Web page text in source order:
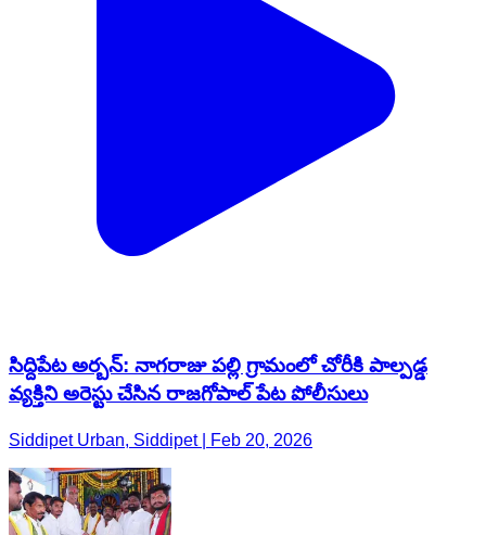
సిద్దిపేట అర్బన్: నాగరాజు పల్లి గ్రామంలో చోరీకి పాల్పడ్డ
వ్యక్తిని అరెస్టు చేసిన రాజగోపాల్ పేట పోలీసులు
Siddipet Urban, Siddipet | Feb 20, 2026